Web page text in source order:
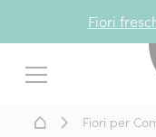
Fiori
Menu
Home -